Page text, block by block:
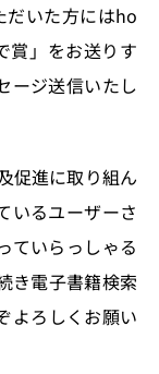
いた方にはho
賞」をお送りす
ージ送信いたし
促進に取り組ん
いるユーザーさ
ていらっしゃる
き電子書籍検索
よろしくお願い